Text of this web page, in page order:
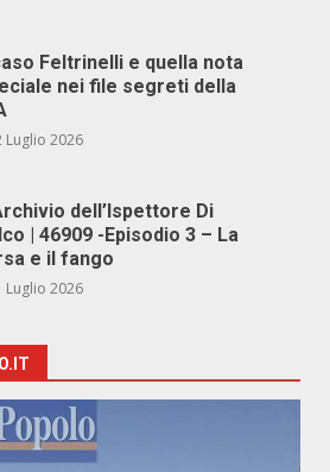
Feltrinelli e quella nota
nei file segreti della
Luglio 2026
dell’Ispettore Di
| 46909 -Episodio 3 – La
e il fango
Luglio 2026